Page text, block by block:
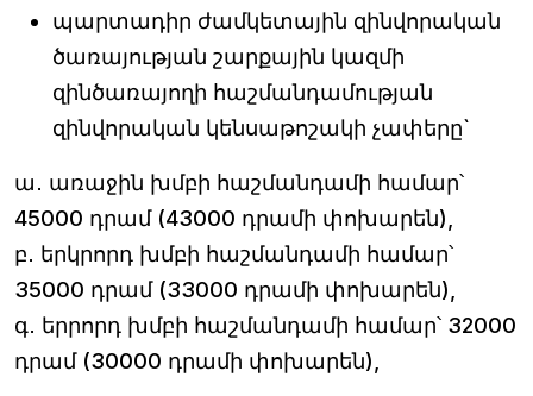
պարտադիր ժամկետային զինվորական
ծառայության շարքային կազմի
զինծառայողի հաշմանդամության
զինվորական կենսաթոշակի չափերը`
ա․ առաջին խմբի հաշմանդամի համար՝
45000 դրամ (43000 դրամի փոխարեն),
բ․ երկրորդ խմբի հաշմանդամի համար՝
35000 դրամ (33000 դրամի փոխարեն),
գ․ երրորդ խմբի հաշմանդամի համար՝ 32000
դրամ (30000 դրամի փոխարեն),